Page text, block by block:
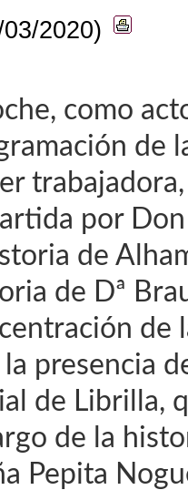
2020)
como
de
por
de
de Dª
de
presencia
de Librilla,
de la
Pepita